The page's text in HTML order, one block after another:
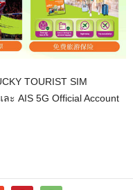
TOURIST SIM
ละ AIS 5G Official Account